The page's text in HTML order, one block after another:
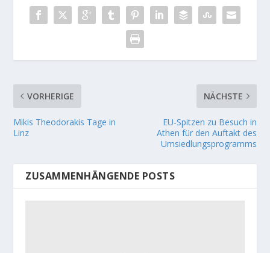
VORHERIGE
Mikis Theodorakis Tage in
Linz
NÄCHSTE
EU-Spitzen zu Besuch in
Athen für den Auftakt des
Umsiedlungsprogramms
ZUSAMMENHÄNGENDE POSTS